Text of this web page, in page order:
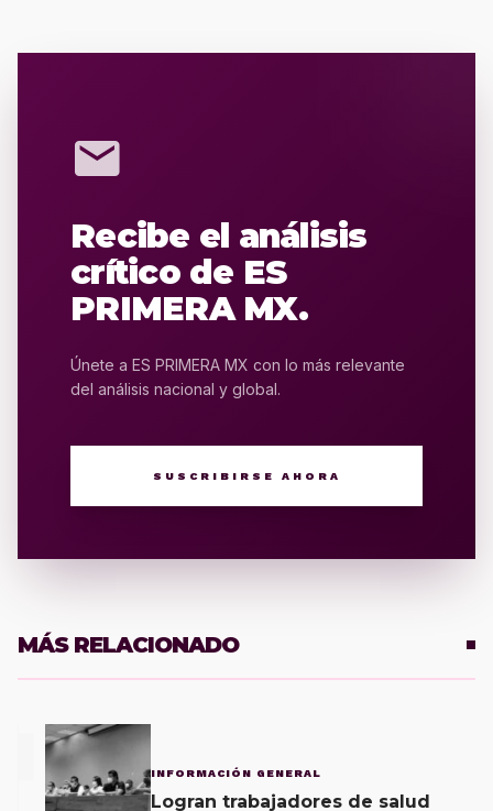
mail
Recibe el análisis
crítico de ES
PRIMERA MX.
Únete a ES PRIMERA MX con lo más relevante
del análisis nacional y global.
SUSCRIBIRSE AHORA
MÁS RELACIONADO
INFORMACIÓN GENERAL
Logran trabajadores de salud